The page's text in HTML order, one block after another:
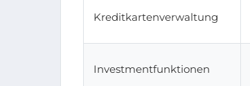
Kreditkartenverwaltung
Investmentfunktionen